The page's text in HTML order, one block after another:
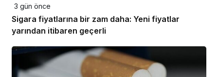
3 gün önce
Sigara fiyatlarına bir zam daha: Yeni fiyatlar
yarından itibaren geçerli